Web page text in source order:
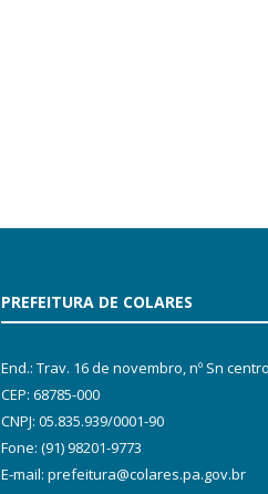
PREFEITURA DE COLARES
End.: Trav. 16 de novembro, nº Sn centro
CEP: 68785-000
CNPJ: 05.835.939/0001-90
Fone: (91) 98201-9773
E-mail: prefeitura@colares.pa.gov.br